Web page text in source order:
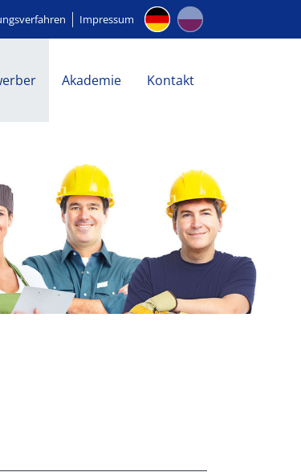
Impressum
Akademie Kontakt